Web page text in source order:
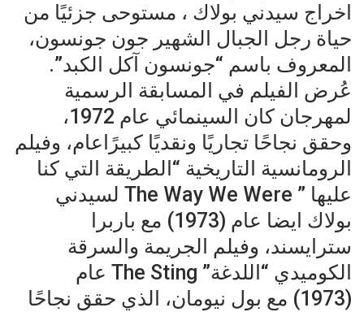
اخراج سيدني بولاك ، مستوحى جزئيًا من
حياة رجل الجبال الشهير جون جونسون،
المعروف باسم “جونسون آكل الكبد”.
عُرض الفيلم في المسابقة الرسمية
لمهرجان كان السينمائي عام 1972،
وحقق نجاحًا تجاريًا ونقديًا كبيرًاعام، وفيلم
الرومانسية التاريخية “الطريقة التي كنا
عليها ” The Way We Were لسيدني
بولاك ايضا عام (1973) مع باربرا
سترايسند، وفيلم الجريمة والسرقة
الكوميدي “اللدغة” The Sting عام
(1973) مع بول نيومان، الذي حقق نجاحًا